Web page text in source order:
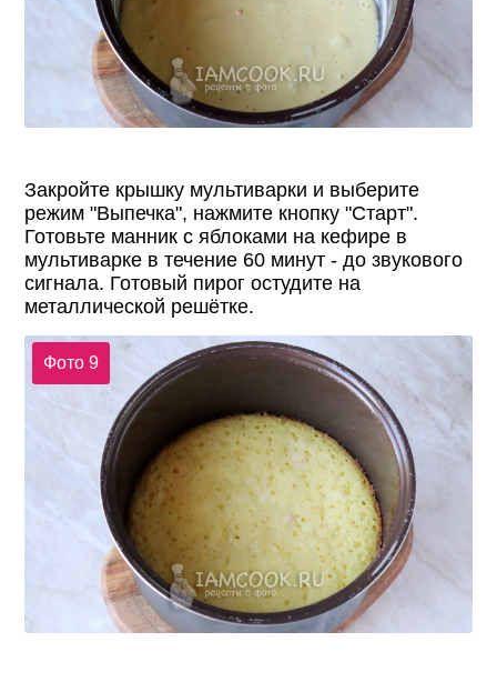
Закройте крышку мультиварки и выберите
режим "Выпечка", нажмите кнопку "Старт".
Готовьте манник с яблоками на кефире в
мультиварке в течение 60 минут - до звукового
сигнала. Готовый пирог остудите на
металлической решётке.
Фото 9